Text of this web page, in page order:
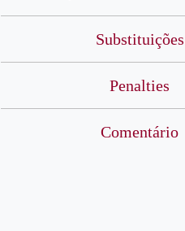
Substituições
Penalties
Comentário